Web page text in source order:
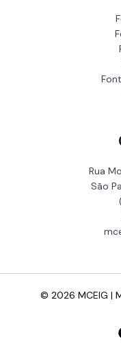
Rua
São
© 2026 MCEIG |